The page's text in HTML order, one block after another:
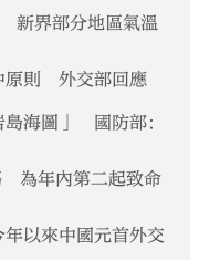
新界部分地區氣溫
原則 外交部回應
島海圖」 國防部：
為年內第二起致命
以來中國元首外交